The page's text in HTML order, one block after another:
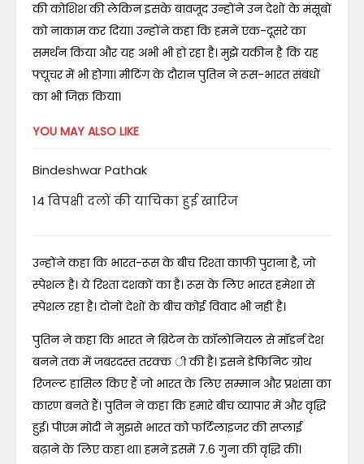
की कोशिश की लेकिन इसके बावजूद उन्होंने उन देशों के मंसूबों
को नाकाम कर दिया। उन्होंने कहा कि हमने एक-दूसरे का
समर्थन किया और यह अभी भी हो रहा है। मुझे यकीन है कि यह
फ्यूचर में भी होगा। मीटिंग के दौरान पुतिन ने रूस-भारत संबंधों
का भी जिक्र किया।
YOU MAY ALSO LIKE
Bindeshwar Pathak
14 विपक्षी दलों की याचिका हुई खारिज
उन्होंने कहा कि भारत-रूस के बीच रिश्ता काफी पुराना है, जो
स्पेशल है। ये रिश्ता दशकों का है। रूस के लिए भारत हमेशा से
स्पेशल रहा है। दोनों देशों के बीच कोई विवाद भी नहीं है।
पुतिन ने कहा कि भारत ने ब्रिटेन के कॉलोनियल से मॉडर्न देश
बनने तक में जबरदस्त तरक्क ी की है। इसने डेफिनिट ग्रोथ
रिजल्ट हासिल किए हैं जो भारत के लिए सम्मान और प्रशंसा का
कारण बनते हैं। पुतिन ने कहा कि हमारे बीच व्यापार में और वृद्धि
हुई। पीएम मोदी ने मुझसे भारत को फर्टिलाइजर की सप्लाई
बढ़ाने के लिए कहा था। हमने इसमें 7.6 गुना की वृद्धि की।